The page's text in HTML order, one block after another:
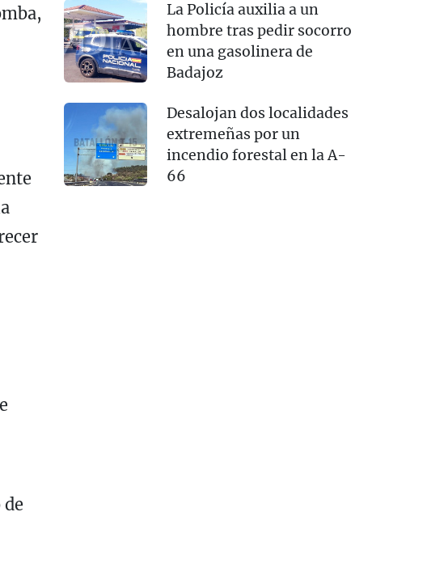
La Policía auxilia a un
hombre tras pedir socorro
en una gasolinera de
Badajoz
Desalojan dos localidades
extremeñas por un
incendio forestal en la A-
66